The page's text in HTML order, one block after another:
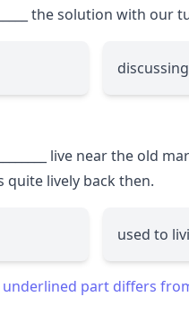
the solution with our
discussing
live near the old
quite lively back then.
used to
underlined part differs